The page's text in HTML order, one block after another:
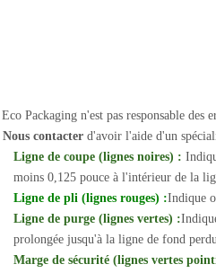
Packaging n'est pas responsable
Nous contacter d'avoir l'aide d'un
Ligne de coupe (lignes noires) :
moins 0,125 pouce à l'intérieur de la
Ligne de pli (lignes rouges) :Indique
Ligne de purge (lignes vertes) :
prolongée jusqu'à la ligne de fond
Marge de sécurité (lignes vertes